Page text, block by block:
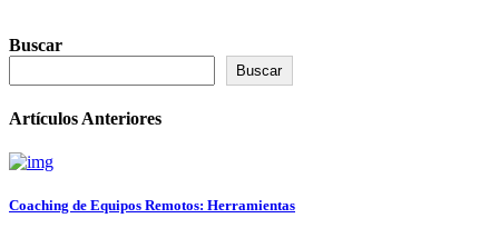
Buscar
Buscar
Artículos Anteriores
Coaching de Equipos Remotos: Herramientas